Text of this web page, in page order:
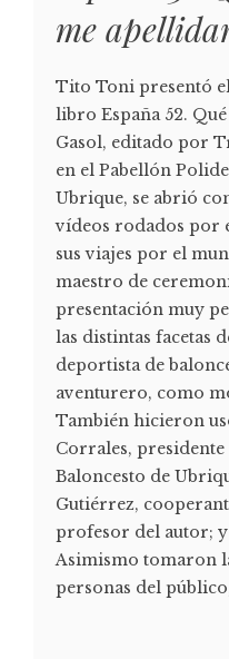
me
Tito Toni presentó
libro España 52.
Gasol, editado por
en el Pabellón
Ubrique, se abrió
vídeos rodados por
sus viajes por el
maestro de
presentación muy
las distintas facetas
deportista de
aventurero, como
También hicieron
Corrales,
Baloncesto de
Gutiérrez,
profesor del autor;
Asimismo tomaron
personas del